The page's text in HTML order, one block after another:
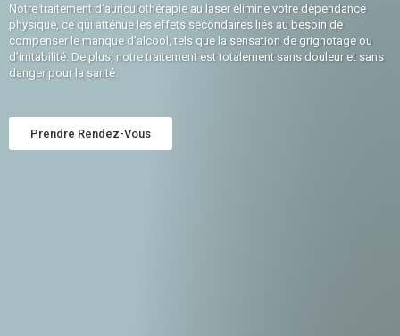
Notre traitement d’auriculothérapie au laser élimine votre dépendance
physique, ce qui atténue les effets secondaires liés au besoin de
compenser le manque d’alcool, tels que la sensation de grignotage ou
d’irritabilité. De plus, notre traitement est totalement sans douleur et sans
danger pour la santé.
Prendre Rendez-Vous